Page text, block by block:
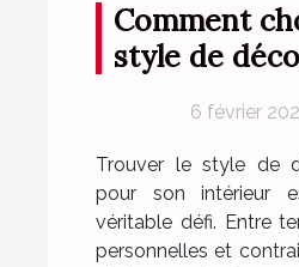
Comment
style de
6 février
Trouver le style de
pour son intérieur
véritable défi. Entre
personnelles et